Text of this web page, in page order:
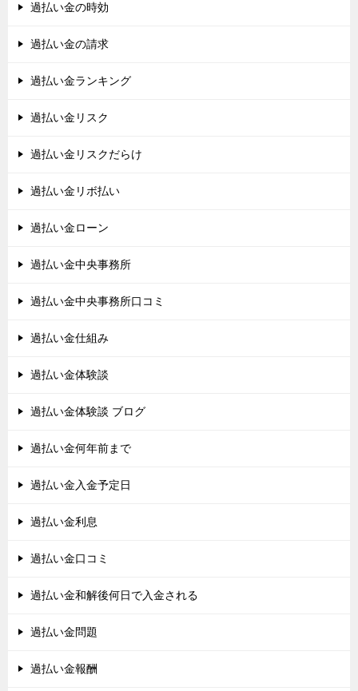
過払い金の時効
過払い金の請求
過払い金ランキング
過払い金リスク
過払い金リスクだらけ
過払い金リボ払い
過払い金ローン
過払い金中央事務所
過払い金中央事務所口コミ
過払い金仕組み
過払い金体験談
過払い金体験談 ブログ
過払い金何年前まで
過払い金入金予定日
過払い金利息
過払い金口コミ
過払い金和解後何日で入金される
過払い金問題
過払い金報酬